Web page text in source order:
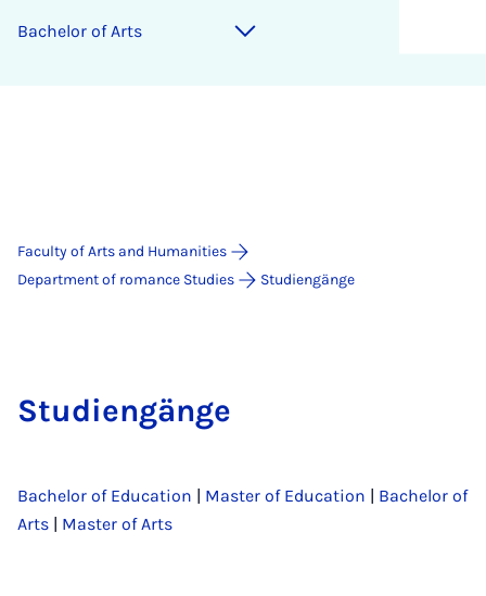
Bach­el­or of Arts
Faculty of Arts and Humanities
Department of romance Studies
Studiengänge
Studiengänge
Bachelor of Education | Master of Education | Bachelor of
Arts | Master of Arts